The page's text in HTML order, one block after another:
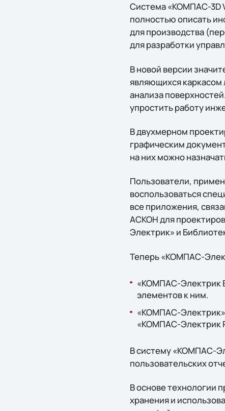
Система «КОМПАС-3D
полностью описать
для производства
для разработки
В новой версии
являющихся
анализа
упростить работу
В двухмерном
графическим
на них можно
Пользователи,
воспользоваться
все приложения,
АСКОН для
Электрик» и
Теперь «КОМПАС-
«КОМПАС-Электрик
элементов к ним.
«КОМПАС-
«КОМПАС-Электрик
В систему «КОМПАС-
пользовательских
В основе технологии
хранения и